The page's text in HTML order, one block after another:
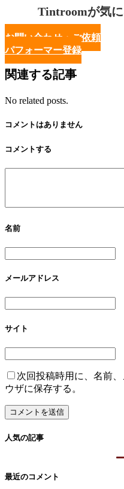
Tintroomが気
お問い合わせ・ご依頼
パフォーマー登録
関連する記事
No related posts.
コメントはありません
コメントする
名前
メールアドレス
サイト
次回投稿時用に、名前
ウザに保存する。
人気の記事
最近のコメント